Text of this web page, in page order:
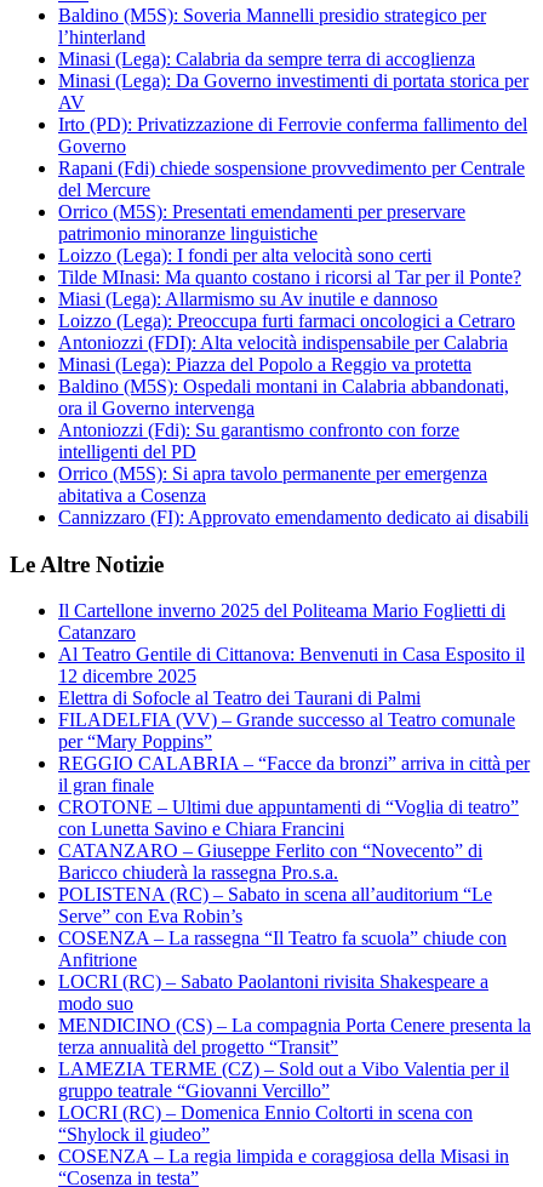
Baldino (M5S): Soveria Mannelli presidio strategico per
l’hinterland
Minasi (Lega): Calabria da sempre terra di accoglienza
Minasi (Lega): Da Governo investimenti di portata storica per
AV
Irto (PD): Privatizzazione di Ferrovie conferma fallimento del
Governo
Rapani (Fdi) chiede sospensione provvedimento per Centrale
del Mercure
Orrico (M5S): Presentati emendamenti per preservare
patrimonio minoranze linguistiche
Loizzo (Lega): I fondi per alta velocità sono certi
Tilde MInasi: Ma quanto costano i ricorsi al Tar per il Ponte?
Miasi (Lega): Allarmismo su Av inutile e dannoso
Loizzo (Lega): Preoccupa furti farmaci oncologici a Cetraro
Antoniozzi (FDI): Alta velocità indispensabile per Calabria
Minasi (Lega): Piazza del Popolo a Reggio va protetta
Baldino (M5S): Ospedali montani in Calabria abbandonati,
ora il Governo intervenga
Antoniozzi (Fdi): Su garantismo confronto con forze
intelligenti del PD
Orrico (M5S): Si apra tavolo permanente per emergenza
abitativa a Cosenza
Cannizzaro (FI): Approvato emendamento dedicato ai disabili
Le Altre Notizie
Il Cartellone inverno 2025 del Politeama Mario Foglietti di
Catanzaro
Al Teatro Gentile di Cittanova: Benvenuti in Casa Esposito il
12 dicembre 2025
Elettra di Sofocle al Teatro dei Taurani di Palmi
FILADELFIA (VV) – Grande successo al Teatro comunale
per “Mary Poppins”
REGGIO CALABRIA – “Facce da bronzi” arriva in città per
il gran finale
CROTONE – Ultimi due appuntamenti di “Voglia di teatro”
con Lunetta Savino e Chiara Francini
CATANZARO – Giuseppe Ferlito con “Novecento” di
Baricco chiuderà la rassegna Pro.s.a.
POLISTENA (RC) – Sabato in scena all’auditorium “Le
Serve” con Eva Robin’s
COSENZA – La rassegna “Il Teatro fa scuola” chiude con
Anfitrione
LOCRI (RC) – Sabato Paolantoni rivisita Shakespeare a
modo suo
MENDICINO (CS) – La compagnia Porta Cenere presenta la
terza annualità del progetto “Transit”
LAMEZIA TERME (CZ) – Sold out a Vibo Valentia per il
gruppo teatrale “Giovanni Vercillo”
LOCRI (RC) – Domenica Ennio Coltorti in scena con
“Shylock il giudeo”
COSENZA – La regia limpida e coraggiosa della Misasi in
“Cosenza in testa”